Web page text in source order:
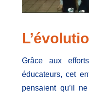
Grâce aux
éducateurs, cet
pensaient qu’il